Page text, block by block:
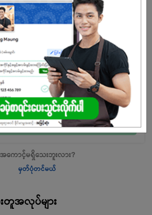
အလုပ်လျှောက်ရန် ဒီနေရာကို နှိပ်ပါ
အကောင့်မရှိသေးဘူးလား?
မှတ်ပုံတင်မယ်
အလုပ်များ